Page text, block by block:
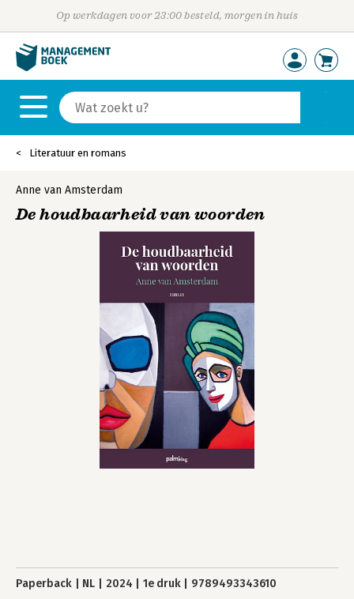
Op werkdagen voor 23:00 besteld, morgen in huis
Literatuur en romans
Anne van Amsterdam
De houdbaarheid van woorden
Paperback NL 2024 1e druk 9789493343610